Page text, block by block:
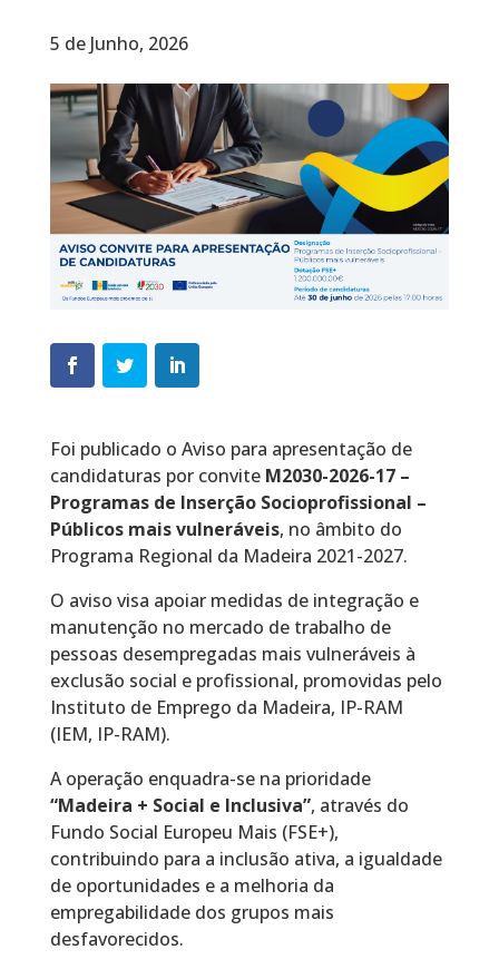
5 de Junho, 2026
Foi publicado o Aviso para apresentação de
candidaturas por convite M2030-2026-17 –
Programas de Inserção Socioprofissional –
Públicos mais vulneráveis, no âmbito do
Programa Regional da Madeira 2021-2027.
O aviso visa apoiar medidas de integração e
manutenção no mercado de trabalho de
pessoas desempregadas mais vulneráveis à
exclusão social e profissional, promovidas pelo
Instituto de Emprego da Madeira, IP-RAM
(IEM, IP-RAM).
A operação enquadra-se na prioridade
“Madeira + Social e Inclusiva”, através do
Fundo Social Europeu Mais (FSE+),
contribuindo para a inclusão ativa, a igualdade
de oportunidades e a melhoria da
empregabilidade dos grupos mais
desfavorecidos.